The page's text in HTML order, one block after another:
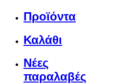
Προϊόντα
Καλάθι
Νέες
παραλαβές